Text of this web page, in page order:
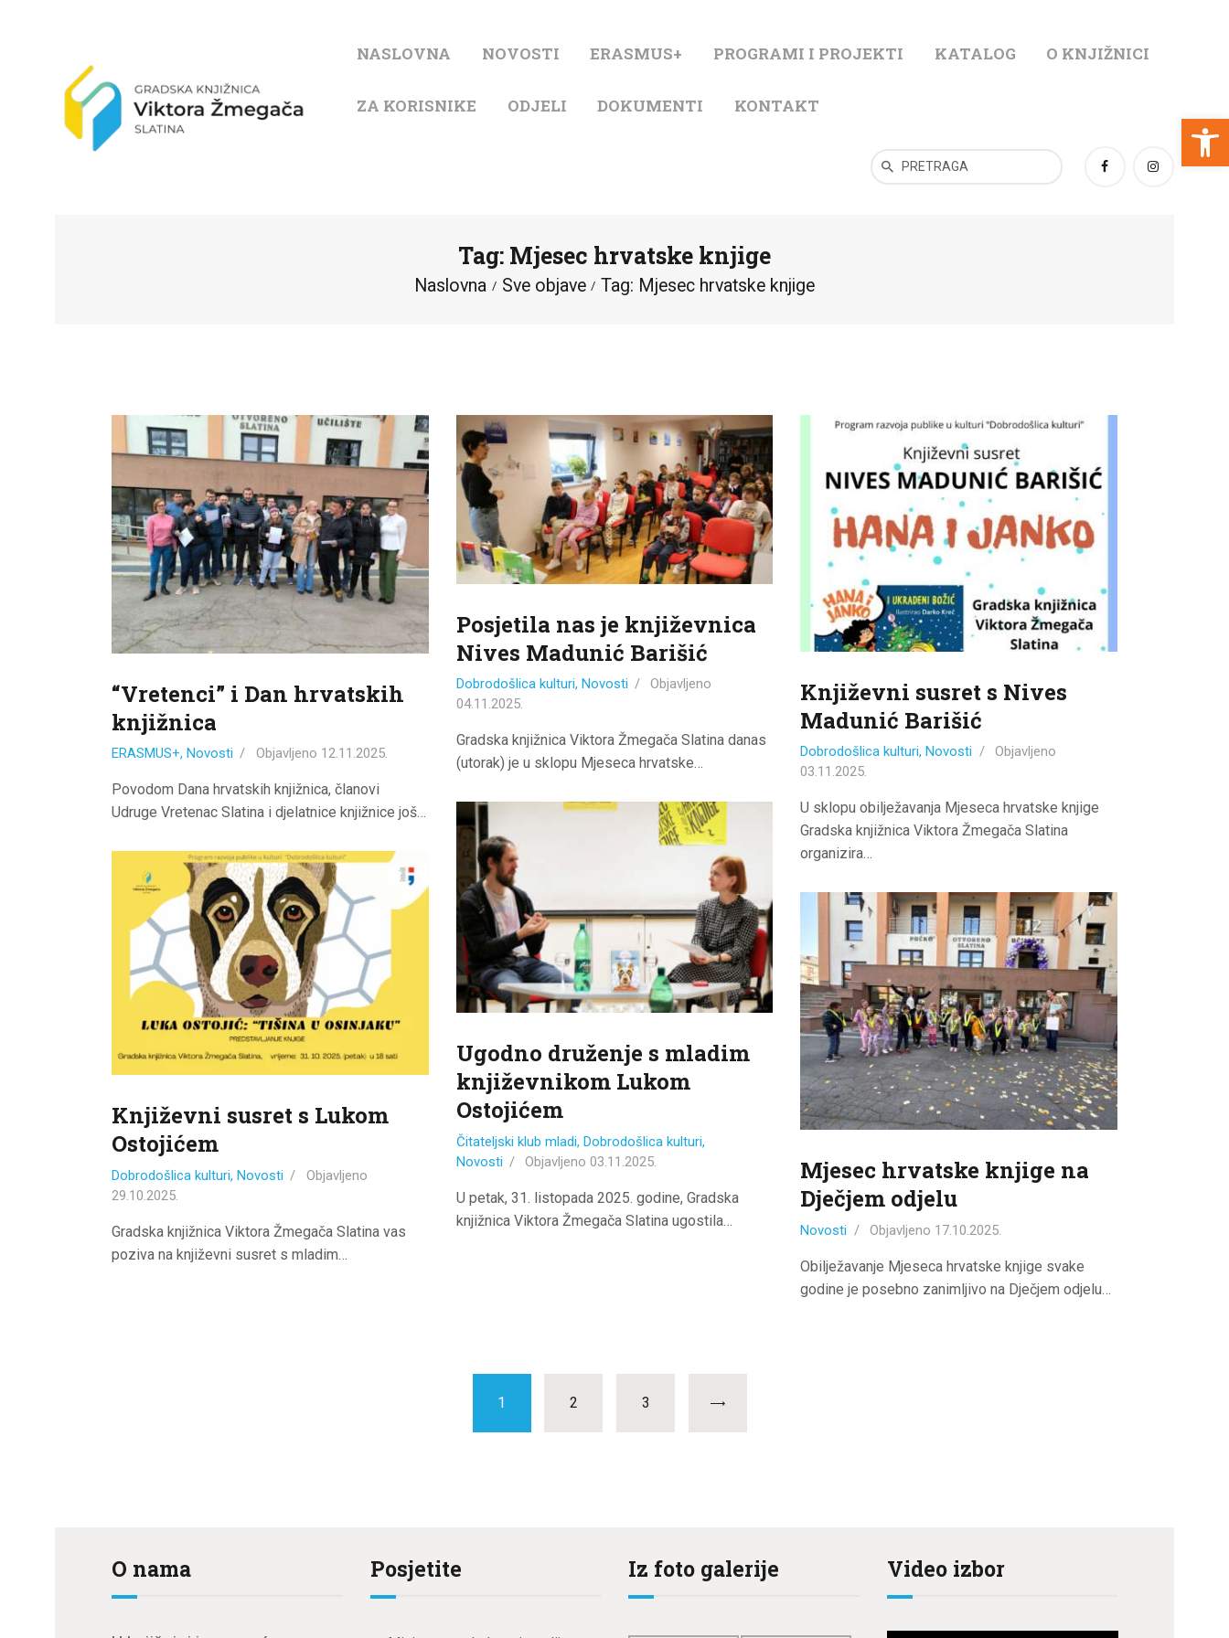
Open toolbar
NASLOVNA NOVOSTI ERASMUS+ PROGRAMI I PROJEKTI KATALOG O KNJIŽNICI
ZA KORISNIKE ODJELI DOKUMENTI KONTAKT
Tag: Mjesec hrvatske knjige
Naslovna Sve objave Tag: Mjesec hrvatske knjige
KATALOG
ODJELI
DOKUMENTI
KONTAKT
“Vretenci” i Dan hrvatskih
knjižnica
ERASMUS+, Novosti Objavljeno 12.11.2025.
Povodom Dana hrvatskih knjižnica, članovi
Udruge Vretenac Slatina i djelatnice knjižnice još…
Posjetila nas je književnica
Nives Madunić Barišić
Dobrodošlica kulturi, Novosti
Objavljeno
04.11.2025.
Gradska knjižnica Viktora Žmegača Slatina danas
(utorak) je u sklopu Mjeseca hrvatske…
Književni susret s Nives
Madunić Barišić
Dobrodošlica kulturi,Novosti
Objavljeno
03.11.2025.
U sklopu obilježavanja Mjeseca hrvatske knjige
Gradska knjižnica Viktora Žmegača Slatina
organizira…
Ugodno druženje s mladim
književnikom Lukom
Ostojićem
Čitateljski klub mladi, Dobrodošlica kulturi,
Novosti
Objavljeno03.11.2025.
U petak, 31. listopada 2025. godine, Gradska
knjižnica Viktora Žmegača Slatina ugostila…
Književni susret s Lukom
Ostojićem
Dobrodošlica kulturi, Novosti
Objavljeno
29.10.2025.
Gradska knjižnica Viktora Žmegača Slatina vas
poziva na književni susret s mladim…
Mjesec hrvatske knjige na
Dječjem odjelu
Novosti Objavljeno 17.10.2025.
Obilježavanje Mjeseca hrvatske knjige svake
godine je posebno zanimljivo na Dječjem odjelu…
PAGE
1 PAGE
2 PAGE
3
O nama Posjetite Iz foto galerije Video izbor